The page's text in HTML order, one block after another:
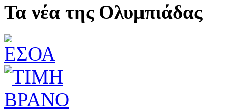
Τα νέα της Ολυμπιάδας